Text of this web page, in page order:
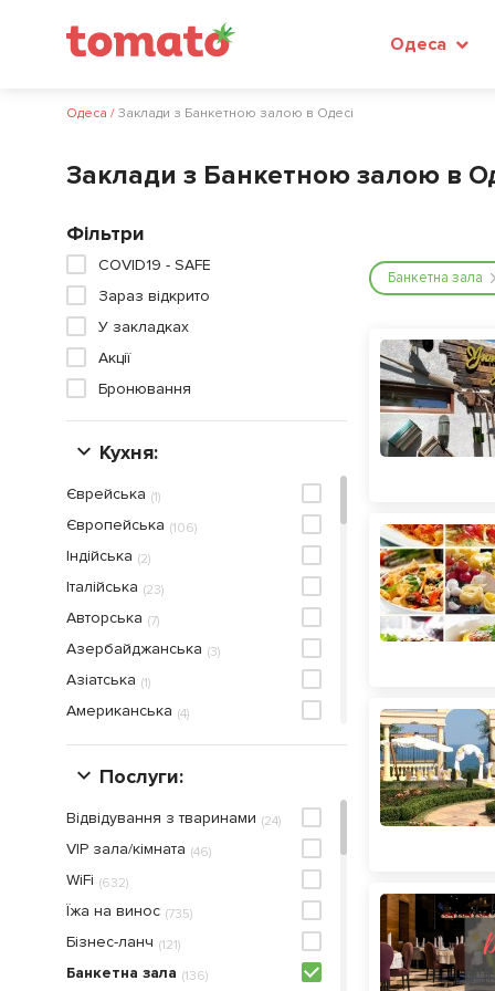
Одеса
Одеса / Заклади з Банкетною залою в Одесі
Заклади з Банкетною залою в
Фільтри
COVID19 - SAFE
Зараз відкрито
У закладках
Акції
Бронювання
Кухня:
(1)
Єврейська
(106)
Європейська
(2)
Індійська
(23)
Італійська
(7)
Авторська
(3)
Азербайджанська
(1)
Азіатська
(4)
Американська
(1)
Арабська
(4
Близькосхідна
Послуги:
(24)
Відвідування з тваринами
(46)
VIP зала/кімната
(632)
WiFi
(735)
Їжа на винос
(121)
Бiзнес-ланч
(136)
Банкетна зала
Банкетна зала